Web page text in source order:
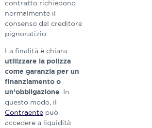
contratto richiedono
normalmente il
consenso del creditore
pignoratizio.
La finalità è chiara:
utilizzare la polizza
come garanzia per un
finanziamento o
un’obbligazione. In
questo modo, il
Contraente può
accedere a liquidità